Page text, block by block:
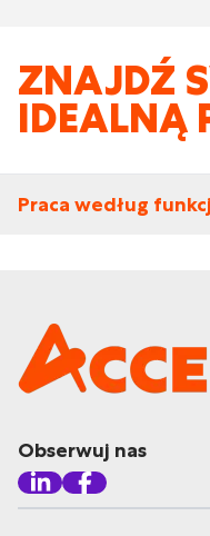
ZNAJDŹ
IDEALNĄ
Praca według
Obserwuj nas